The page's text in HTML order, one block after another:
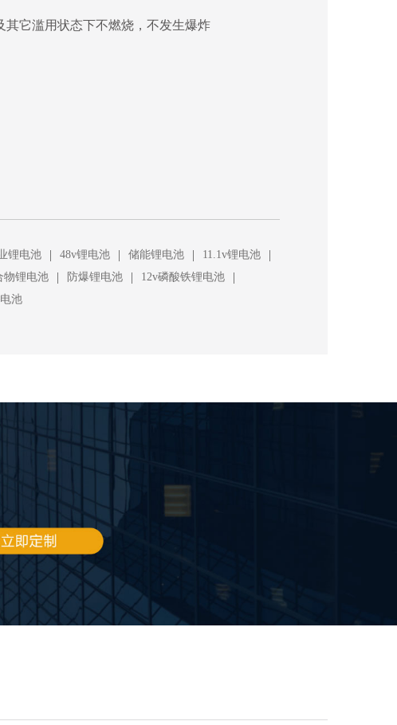
其它滥用状态下不燃烧，不发生爆炸
锂电池 | 48v锂电池 | 储能锂电池 | 11.1v锂电池 |
物锂电池 | 防爆锂电池 | 12v磷酸铁锂电池 |
池